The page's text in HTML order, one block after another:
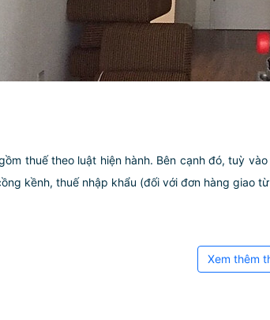
thuế theo luật hiện hành. Bên cạnh đó, tuỳ
kềnh, thuế nhập khẩu (đối với đơn hàng giao
Xem thêm